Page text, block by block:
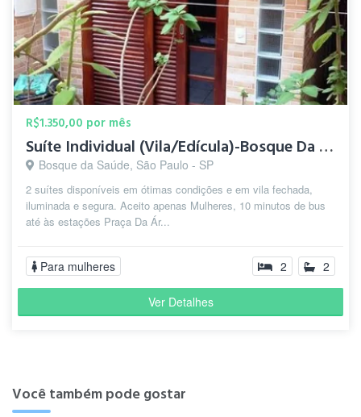
R$1.350,00 por mês
Suíte Individual (Vila/Edícula)-Bosque Da Saúde-5 min.Metrô
Bosque da Saúde, São Paulo - SP
2 suítes disponíveis em ótimas condições e em vila fechada,
iluminada e segura. Aceito apenas Mulheres, 10 minutos de bus
até às estações Praça Da Ár...
Para mulheres 2 2
Ver Detalhes
Você também pode gostar